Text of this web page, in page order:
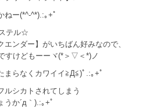
ねー(*^-^*).:｡+ﾟ
テル☆
ンダー】がいちばん好みなので、
すけどもーーヾ(*＞▽＜*)ノ
まらなくカワイイ≧Д≦)ﾟ.:｡+ﾟ
ルシカトされてしまう
うか´д｀).:｡+ﾟ